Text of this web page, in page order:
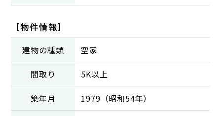
【物件情報】
建物の種類 空家
間取り 5K以上
築年月 1979（昭和54年）